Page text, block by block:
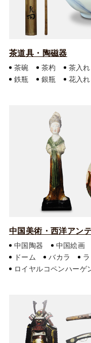
茶道具・陶磁器
茶碗 茶杓 茶入れ
鉄瓶
銀瓶 花入れ
中国美術・西洋アン
中国陶器 中国絵画
ドーム
バカラ
ロイヤルコペンハーゲ